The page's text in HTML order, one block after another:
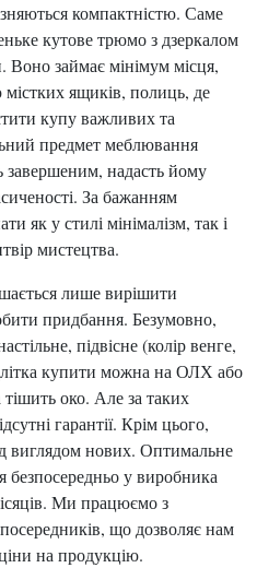
компактністю. Саме
кутове трюмо з дзеркалом
Воно займає мінімум місця,
ящиків, полиць, де
купу важливих та
предмет меблювання
завершеним, надасть йому
За бажанням
як у стилі мінімалізм, так і
мистецтва.
лише вирішити
придбання. Безумовно,
підвісне (колір венге,
купити можна на ОЛХ або
око. Але за таких
гарантії. Крім цього,
виглядом нових. Оптимальне
безпосередньо у виробника
Ми працюємо з
що дозволяє нам
на продукцію.